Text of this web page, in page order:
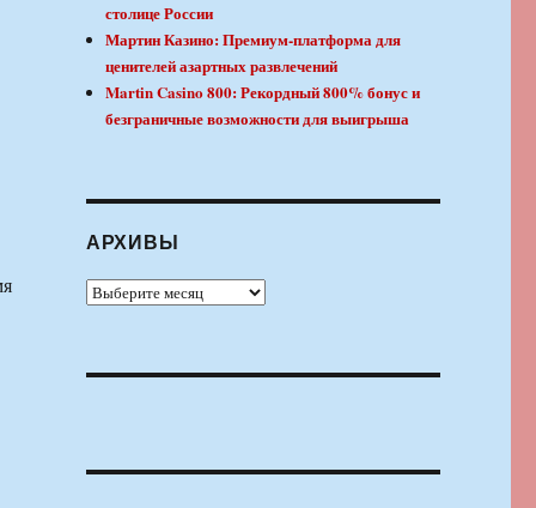
столице России
Мартин Казино: Премиум-платформа для
ценителей азартных развлечений
Martin Casino 800: Рекордный 800% бонус и
безграничные возможности для выигрыша
АРХИВЫ
Архивы